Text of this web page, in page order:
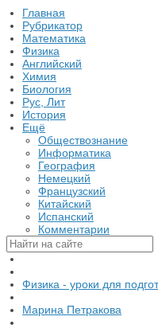
Главная
Рубрикатор
Математика
Физика
Английский
Химия
Биология
Рус, Лит
История
Ещё
Обществознание
Информатика
География
Немецкий
Французский
Китайский
Испанский
Комментарии
Физика - уроки для
Марина Петракова